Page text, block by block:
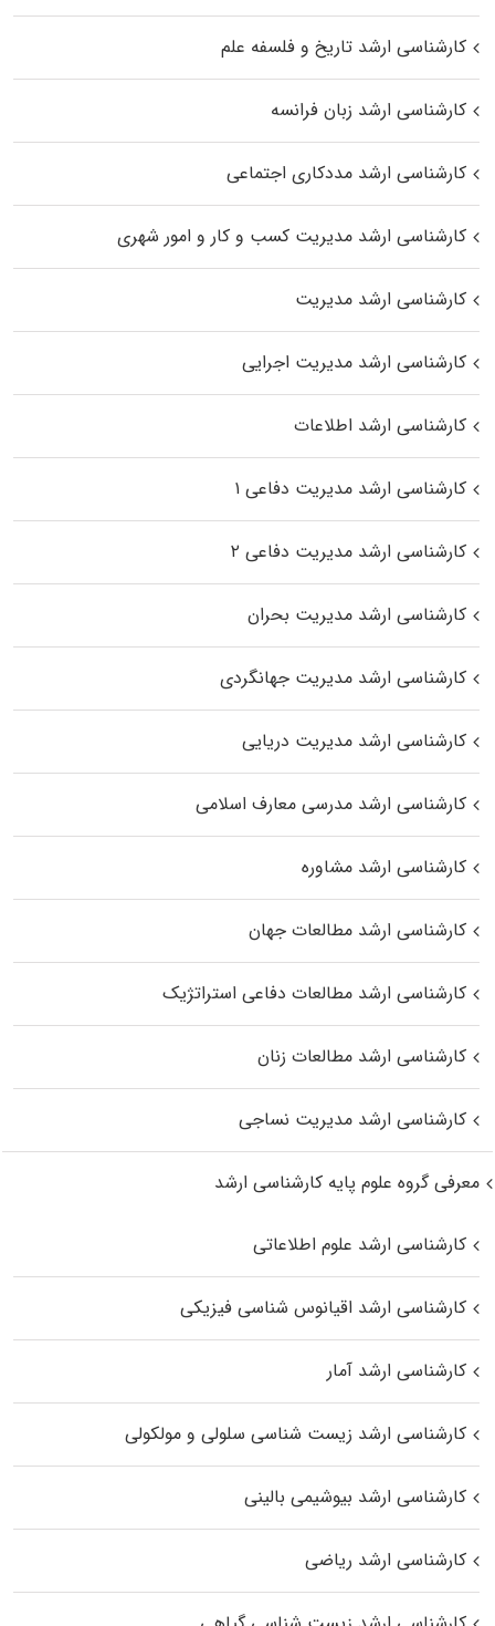
کارشناسی ارشد تاریخ و فلسفه علم
کارشناسی ارشد زبان فرانسه
کارشناسی ارشد مددکاری اجتماعی
کارشناسی ارشد مدیریت کسب و کار و امور شهری
کارشناسی ارشد مدیریت
کارشناسی ارشد مدیریت اجرایی
کارشناسی ارشد اطلاعات
کارشناسی ارشد مدیریت دفاعی ۱
کارشناسی ارشد مدیریت دفاعی ۲
کارشناسی ارشد مدیریت بحران
کارشناسی ارشد مدیریت جهانگردی
کارشناسی ارشد مدیریت دریایی
کارشناسی ارشد مدرسی معارف اسلامی
کارشناسی ارشد مشاوره
کارشناسی ارشد مطالعات جهان
کارشناسی ارشد مطالعات دفاعی استراتژیک
کارشناسی ارشد مطالعات زنان
کارشناسی ارشد مدیریت نساجی
معرفی گروه علوم پایه کارشناسی ارشد
کارشناسی ارشد علوم اطلاعاتی
کارشناسی ارشد اقیانوس‌ شناسی فیزیکی
کارشناسی ارشد آمار
کارشناسی ارشد زیست شناسی سلولی و مولکولی
کارشناسی ارشد بیوشیمی بالینی
کارشناسی ارشد ریاضی